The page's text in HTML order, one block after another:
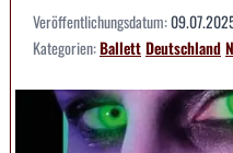
Veröffentlichungsdatum:
Kategorien:BallettDeutschland